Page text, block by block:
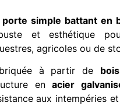
porte simple battant en
et esthétique
agricoles ou de
à partir de
enacier
aux intempéries